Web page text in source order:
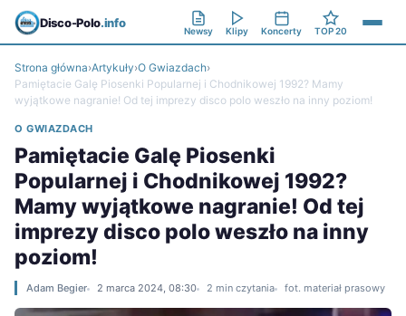
Disco-Polo.info
Newsy Klipy Koncerty TOP 20
Strona główna›Artykuły›O Gwiazdach›
Pamiętacie Galę Piosenki Popularnej i Chodnikowej 1992? Mamy
wyjątkowe nagranie! Od tej imprezy disco polo weszło na inny poziom!
O GWIAZDACH
Pamiętacie Galę Piosenki
Popularnej i Chodnikowej 1992?
Mamy wyjątkowe nagranie! Od tej
imprezy disco polo weszło na inny
poziom!
Adam Begier 2 marca 2024, 08:30 2 min czytania fot. materiał prasowy